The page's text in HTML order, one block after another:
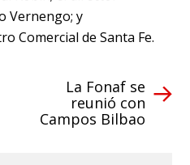
Vernengo; y
Comercial de Santa Fe.
La Fonaf se
reunió con
Campos Bilbao